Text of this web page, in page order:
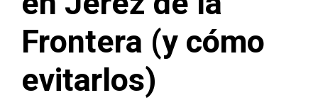
Frontera (y cómo
evitarlos)